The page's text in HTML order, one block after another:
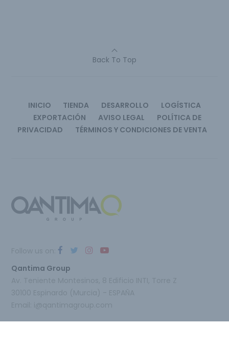
Back To Top
INICIO TIENDA DESARROLLO
LOGÍSTICA
EXPORTACIÓN
AVISO LEGAL
POLÍTICA DE
PRIVACIDAD
TÉRMINOS Y CONDICIONES DE VENTA
Qantima Group